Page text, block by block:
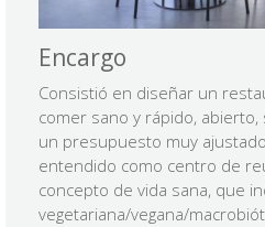
Encargo
Consistió en diseñar un
comer sano y rápido, abierto,
un presupuesto muy
entendido como centro de
concepto de vida sana, que
vegetariana/vegana/